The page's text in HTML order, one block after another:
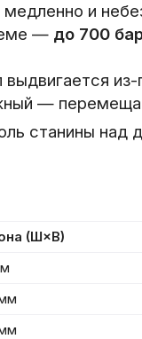
и
— до 700
выдвигается
—
станины над
(Ш×В)